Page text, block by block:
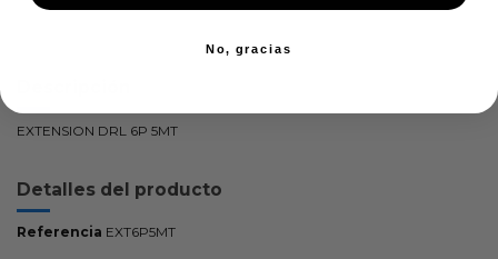
EXTENSION DRL 6P 5MT
Detalles del producto
Referencia EXT6P5MT
No, gracias